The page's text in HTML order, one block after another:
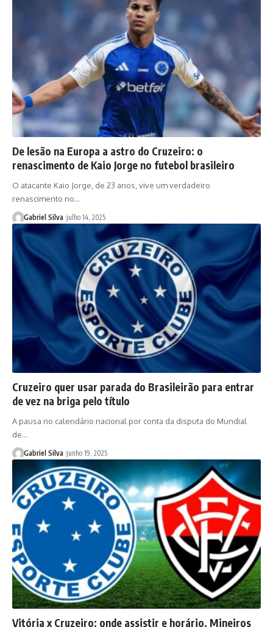
De lesão na Europa a astro do Cruzeiro: o
renascimento de Kaio Jorge no futebol brasileiro
O atacante Kaio Jorge, de 23 anos, vive um verdadeiro
renascimento no…
Gabriel Silva julho 14, 2025
Cruzeiro quer usar parada do Brasileirão para entrar
de vez na briga pelo título
A pausa no calendário nacional por conta da disputa do Mundial
de…
Gabriel Silva junho 19, 2025
Vitória x Cruzeiro: onde assistir e horário. Mineiros